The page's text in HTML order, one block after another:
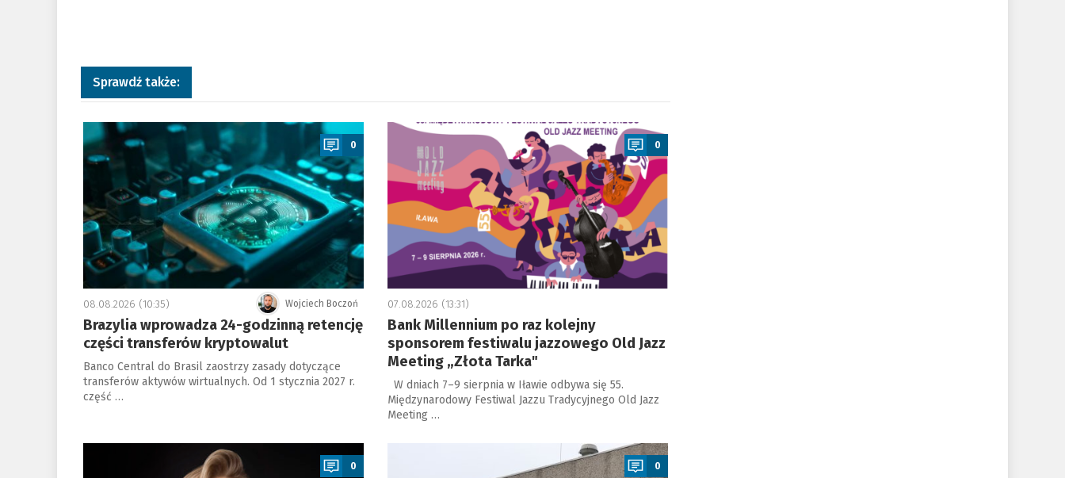
Sprawdź także:
a
0
Wojciech Boczoń
08.08.2026 (10:35)
Brazylia wprowadza 24-godzinną retencję
części transferów kryptowalut
Banco Central do Brasil zaostrzy zasady dotyczące
transferów aktywów wirtualnych. Od 1 stycznia 2027 r.
część …
a
0
07.08.2026 (13:31)
Bank Millennium po raz kolejny
sponsorem festiwalu jazzowego Old Jazz
Meeting „Złota Tarka"
W dniach 7–9 sierpnia w Iławie odbywa się 55.
Międzynarodowy Festiwal Jazzu Tradycyjnego Old Jazz
Meeting …
a
0 0